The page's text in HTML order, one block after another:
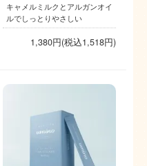
キャメルミルクとアルガンオイ
ルでしっとりやさしい
1,380円(税込1,518円)